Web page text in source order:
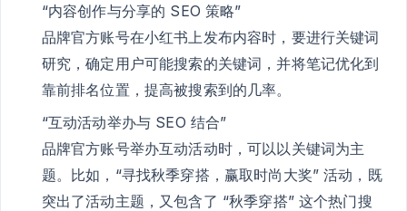
“内容创作与分享的 SEO 策略”
品牌官方账号在小红书上发布内容时，要进行关键词
研究，确定用户可能搜索的关键词，并将笔记优化到
靠前排名位置，提高被搜索到的几率。
“互动活动举办与 SEO 结合”
品牌官方账号举办互动活动时，可以以关键词为主
题。比如，“寻找秋季穿搭，赢取时尚大奖” 活动，既
突出了活动主题，又包含了 “秋季穿搭” 这个热门搜